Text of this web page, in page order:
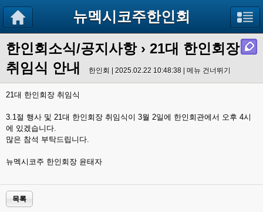
뉴멕시코주한인회
한인회소식/공지사항› 21대 한인회장
취임식 안내
한인회 | 2025.02.22 10:48:38 | 메뉴 건너뛰기
21대 한인회장 취임식
3.1절 행사 및 21대 한인회장 취임식이 3월 2일에 한인회관에서 오후 4시
에 있겠습니다.
많은 참석 부탁드립니다.
뉴멕시코주 한인회장 윤태자
목록